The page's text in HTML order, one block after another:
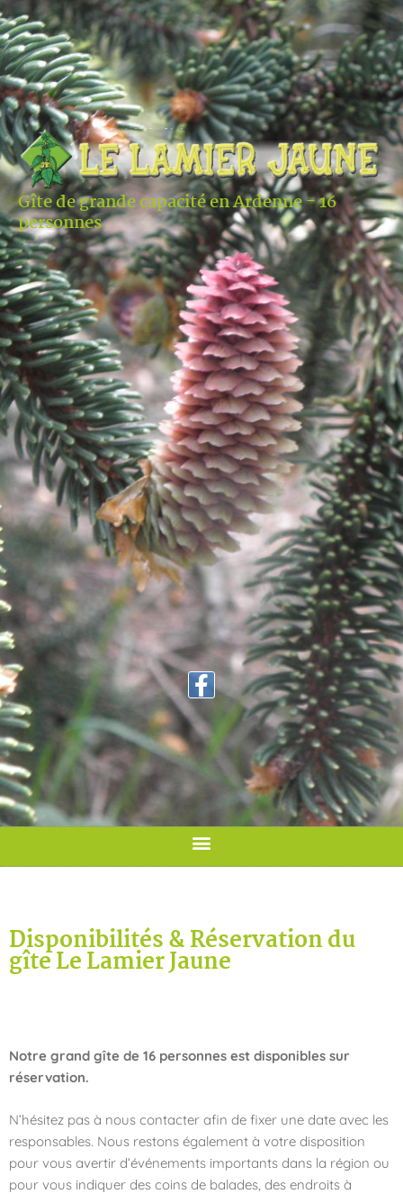
Gîte de grande capacité en Ardenne - 16
personnes
Disponibilités & Réservation du
gîte Le Lamier Jaune
Notre grand gîte de 16 personnes est disponibles sur
réservation.
N’hésitez pas à nous contacter afin de fixer une date avec les
responsables. Nous restons également à votre disposition
pour vous avertir d’événements importants dans la région ou
pour vous indiquer des coins de balades, des endroits à